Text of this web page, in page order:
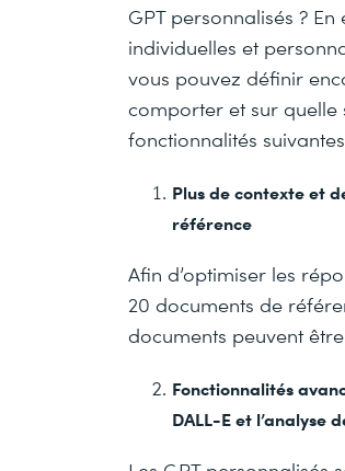
GPT personnalisés ?
individuelles et
vous pouvez définir
comporter et sur quelle
fonctionnalités
Plus de contexte et
référence
Afin d’optimiser les
20 documents de
documents peuvent
Fonctionnalités
DALL-E et l’analyse